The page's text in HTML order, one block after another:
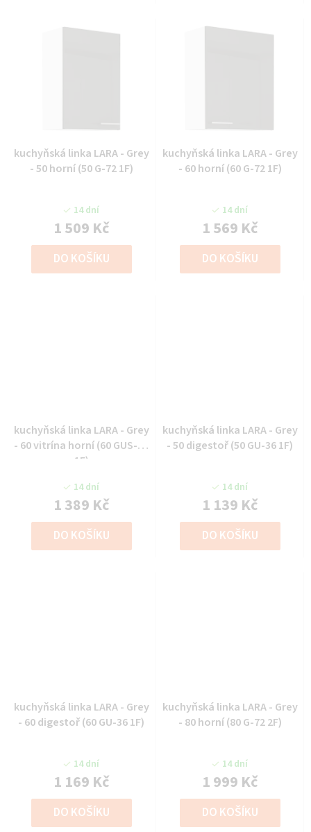
kuchyňská linka LARA - Grey
- 50 horní (50 G-72 1F)
14 dní
1 509 Kč
DO KOŠÍKU
kuchyňská linka LARA - Grey
- 60 horní (60 G-72 1F)
14 dní
1 569 Kč
DO KOŠÍKU
kuchyňská linka LARA - Grey
- 60 vitrína horní (60 GUS-36
1F)
14 dní
1 389 Kč
DO KOŠÍKU
kuchyňská linka LARA - Grey
- 50 digestoř (50 GU-36 1F)
14 dní
1 139 Kč
DO KOŠÍKU
kuchyňská linka LARA - Grey
- 60 digestoř (60 GU-36 1F)
14 dní
1 169 Kč
DO KOŠÍKU
kuchyňská linka LARA - Grey
- 80 horní (80 G-72 2F)
14 dní
1 999 Kč
DO KOŠÍKU